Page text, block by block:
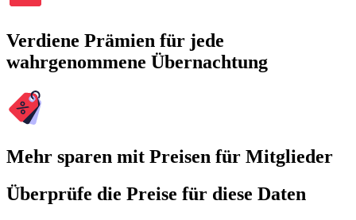
Verdiene Prämien für jede
wahrgenommene Übernachtung
Mehr sparen mit Preisen für Mitglieder
Überprüfe die Preise für diese Daten